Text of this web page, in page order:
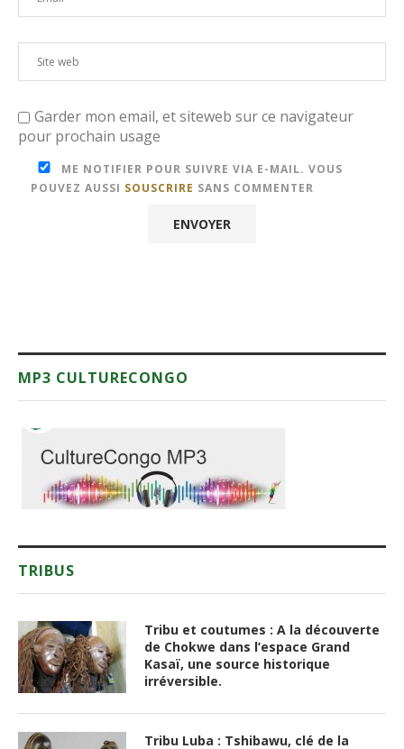
Garder mon email, et siteweb sur ce navigateur
pour prochain usage
ME NOTIFIER POUR SUIVRE VIA E-MAIL. VOUS
POUVEZ AUSSI SOUSCRIRE SANS COMMENTER
MP3 CULTURECONGO
TRIBUS
Tribu et coutumes : A la découverte
de Chokwe dans l’espace Grand
Kasaï, une source historique
irréversible.
Tribu Luba : Tshibawu, clé de la